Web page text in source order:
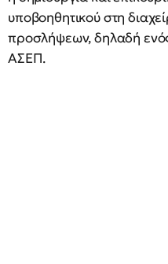
υποβοηθητικού στη
προσλήψεων, δηλαδή
ΑΣΕΠ.